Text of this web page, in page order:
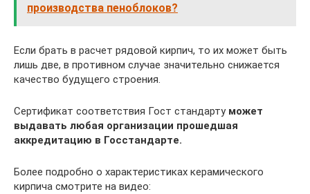
производства пеноблоков?
Если брать в расчет рядовой кирпич, то их может быть
лишь две, в противном случае значительно снижается
качество будущего строения.
Сертификат соответствия Гост стандарту может
выдавать любая организации прошедшая
аккредитацию в Госстандарте.
Более подробно о характеристиках керамического
кирпича смотрите на видео: